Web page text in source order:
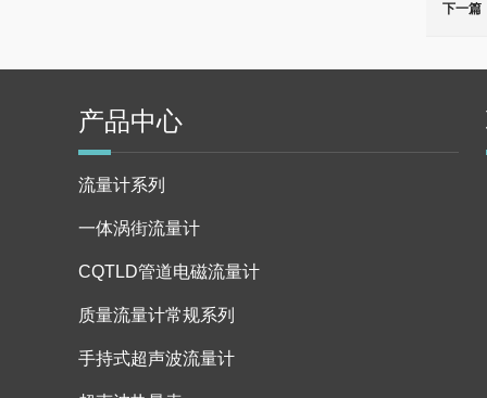
下一篇
产品中心
流量计系列
一体涡街流量计
CQTLD管道电磁流量计
质量流量计常规系列
手持式超声波流量计